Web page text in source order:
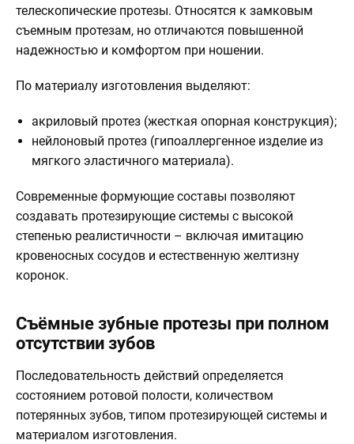
телескопические протезы. Относятся к замковым
съемным протезам, но отличаются повышенной
надежностью и комфортом при ношении.
По материалу изготовления выделяют:
акриловый протез (жесткая опорная конструкция);
нейлоновый протез (гипоаллергенное изделие из
мягкого эластичного материала).
Современные формующие составы позволяют
создавать протезирующие системы с высокой
степенью реалистичности – включая имитацию
кровеносных сосудов и естественную желтизну
коронок.
Съёмные зубные протезы при полном
отсутствии зубов
Последовательность действий определяется
состоянием ротовой полости, количеством
потерянных зубов, типом протезирующей системы и
материалом изготовления.